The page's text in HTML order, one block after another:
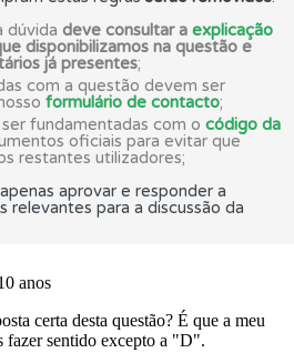
dúvida deve consultar a explicação
disponibilizamos na questão e
já presentes;
com a questão devem ser
formulário de contacto;
fundamentadas com o código da
oficiais para evitar que
restantes utilizadores;
aprovar e responder a
relevantes para a discussão da